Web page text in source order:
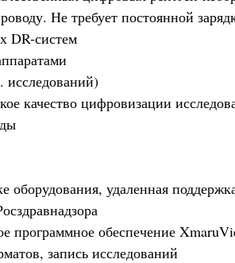
Не требует постоянной
DR-систем
исследований)
качество цифровизации
оборудования, удаленная
программное обеспечение
запись исследований